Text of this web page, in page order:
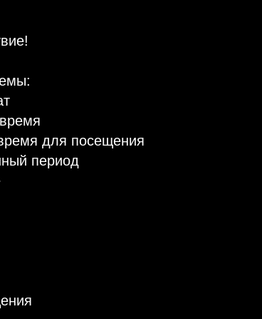
для посещения
период